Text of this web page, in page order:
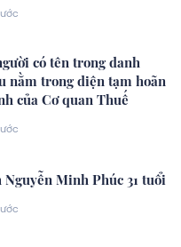
có tên trong danh
nằm trong diện tạm hoãn
của Cơ quan Thuế
Minh Phúc 31 tuổi